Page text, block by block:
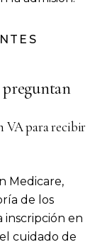
preguntan
VA para recibir
Medicare,
de los
inscripción en
cuidado de